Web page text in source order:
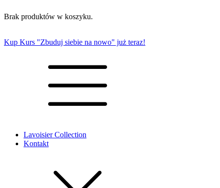
Brak produktów w koszyku.
Kup Kurs "Zbuduj siebie na nowo" już teraz!
Lavoisier Collection
Kontakt